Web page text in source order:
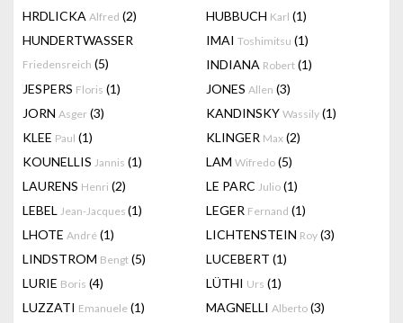
HRDLICKA Alfred (2) HUBBUCH Karl (1)
HUNDERTWASSER
Friedensreich (5)
IMAI Toshimitsu (1)
INDIANA Robert (1)
JESPERS Floris (1) JONES Allen (3)
JORN Asger (3) KANDINSKY Wassily (1)
KLEE Paul (1) KLINGER Max (2)
KOUNELLIS Jannis (1) LAM Wifredo (5)
LAURENS Henri (2) LE PARC Julio (1)
LEBEL Jean-Jacques (1) LEGER Fernand (1)
LHOTE André (1) LICHTENSTEIN Roy (3)
LINDSTROM Bengt (5) LUCEBERT (1)
LURIE Boris (4) LÜTHI Urs (1)
LUZZATI Emanuele (1) MAGNELLI Alberto (3)